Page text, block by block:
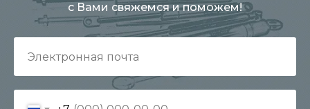
с Вами свяжемся и поможем!